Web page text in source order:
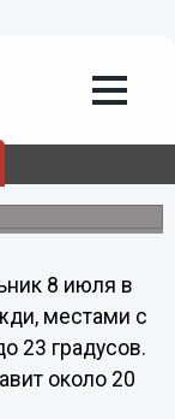
дожди и
8 июля в
местами с
23 градусов.
около 20